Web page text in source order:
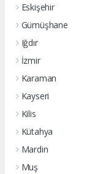
Eskişehir
Gümüşhane
Iğdır
İzmir
Karaman
Kayseri
Kilis
Kütahya
Mardin
Muş